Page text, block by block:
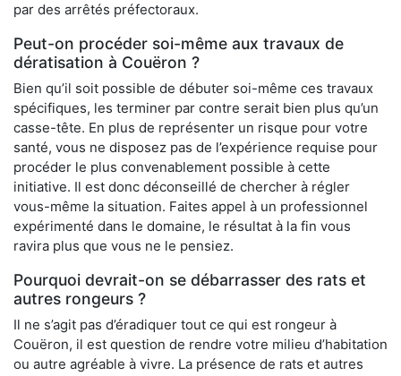
par des arrêtés préfectoraux.
Peut-on procéder soi-même aux travaux de
dératisation à Couëron ?
Bien qu’il soit possible de débuter soi-même ces travaux
spécifiques, les terminer par contre serait bien plus qu’un
casse-tête. En plus de représenter un risque pour votre
santé, vous ne disposez pas de l’expérience requise pour
procéder le plus convenablement possible à cette
initiative. Il est donc déconseillé de chercher à régler
vous-même la situation. Faites appel à un professionnel
expérimenté dans le domaine, le résultat à la fin vous
ravira plus que vous ne le pensiez.
Pourquoi devrait-on se débarrasser des rats et
autres rongeurs ?
Il ne s’agit pas d’éradiquer tout ce qui est rongeur à
Couëron, il est question de rendre votre milieu d’habitation
ou autre agréable à vivre. La présence de rats et autres